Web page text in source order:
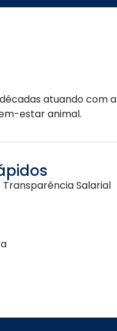
atuando com a
estar animal.
Transparência Salarial